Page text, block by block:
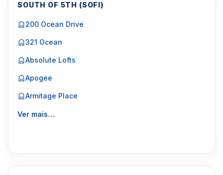
SOUTH OF 5TH (SOFI)
200 Ocean Drive
321 Ocean
Absolute Lofts
Apogee
Armitage Place
Ver mais…